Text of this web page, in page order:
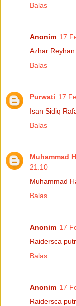
Balas
Anonim 17
Azhar
Balas
Purwati 17
Isan Sidiq
Balas
Muhammad
21.10
Muhammad
Balas
Anonim 17
Raidersca
Balas
Anonim 17
Raidersca